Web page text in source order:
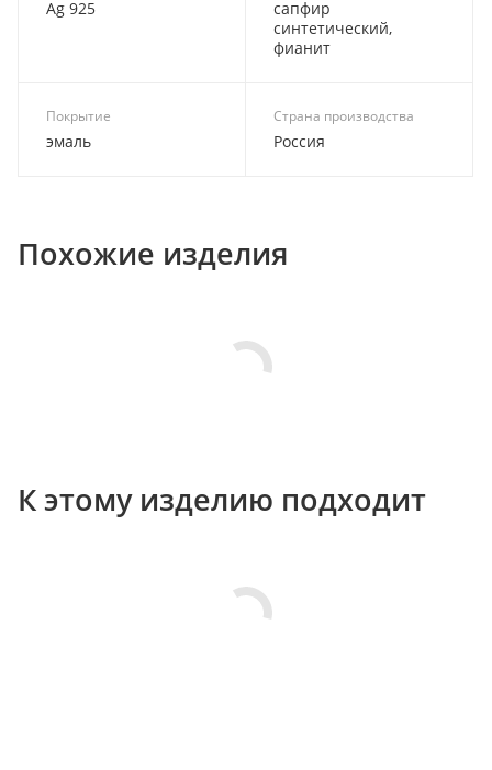
Ag 925
сапфир
синтетический,
фианит
Покрытие
эмаль
Страна производства
Россия
Похожие изделия
К этому изделию подходит